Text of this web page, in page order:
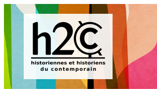
Aller
au
contenu